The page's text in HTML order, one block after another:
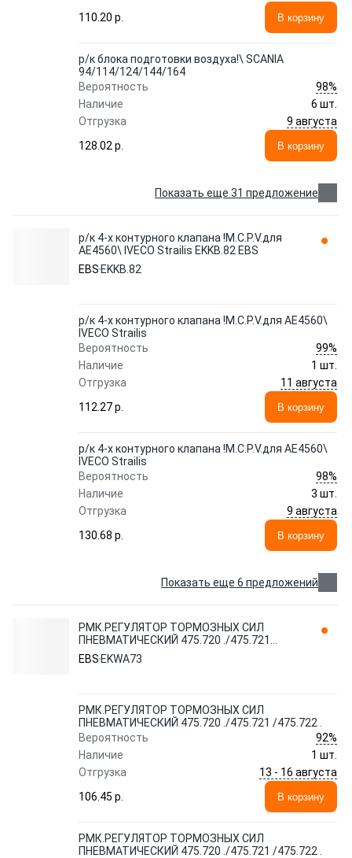
110.20 p.
В корзину
р/к блока подготовки воздуха!\ SCANIA
94/114/124/144/164
Вероятность
98%
Наличие
6 шт.
Отгрузка
9 августа
128.02 p.
В корзину
Показать еще 31 предложение
р/к 4-х контурного клапана !M.C.P.V.для
AE4560\ IVECO Strailis EKKB.82 EBS
EBS EKKB.82
р/к 4-х контурного клапана !M.C.P.V.для AE4560\
IVECO Strailis
Вероятность
99%
Наличие
1 шт.
Отгрузка
11 августа
112.27 p.
В корзину
р/к 4-х контурного клапана !M.C.P.V.для AE4560\
IVECO Strailis
Вероятность
98%
Наличие
3 шт.
Отгрузка
9 августа
130.68 p.
В корзину
Показать еще 6 предложений
РМК.РЕГУЛЯТОР ТОРМОЗНЫХ СИЛ
ПНЕВМАТИЧЕСКИЙ 475.720 ./475.721
/475.722 . EKWA73 EBS
EBS EKWA73
РМК.РЕГУЛЯТОР ТОРМОЗНЫХ СИЛ
ПНЕВМАТИЧЕСКИЙ 475.720 ./475.721 /475.722 .
Вероятность
92%
Наличие
1 шт.
Отгрузка
13 - 16 августа
106.45 p.
В корзину
РМК.РЕГУЛЯТОР ТОРМОЗНЫХ СИЛ
ПНЕВМАТИЧЕСКИЙ 475.720 ./475.721 /475.722 .